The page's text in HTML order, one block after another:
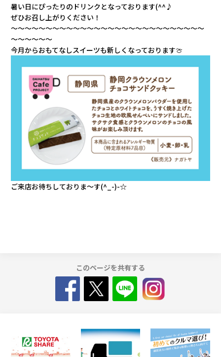
暑い日にぴったりのドリンクとなっております(^^♪
ぜひお召し上がりください！
～～～～～～～～～～～～～～～～～～～～～～～～～～～～
～～～～～～
今月からおもてなしスイーツも新しくなっております🍈
ご来店お待ちしておりま～す(^_-)-☆
このページを共有する